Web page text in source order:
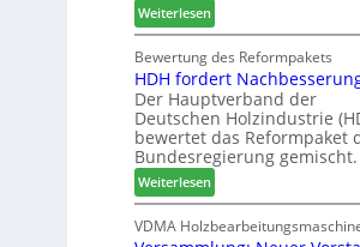
t
e
m
c
h
e
n
2
0
2
6
d
e
t
B
e
s
u
c
h
e
r
Weiterlesen:
C
h
a
t
b
o
t
h
i
l
Bewertung des Reformpakets
HDH fordert
Der Hauptverband der
Deutschen Holzindustrie
bewertet das Reformpaket
Bundesregierung gemischt.
Weiterlesen:
H
D
VDMA